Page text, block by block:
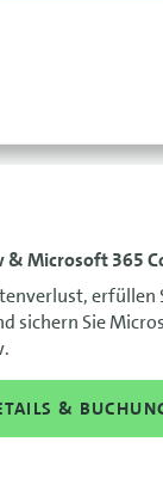
Microsoft 365
erfüllen
sichern Sie
&